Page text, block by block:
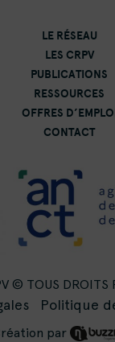
LE RÉSEAU
LES CRPV
PUBLICATIONS
RESSOURCES
OFFRES
CONTACT
© TOUS DROITS
Politique
par